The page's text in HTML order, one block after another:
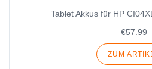
Tablet Akkus für HP
€57.99
ZUM